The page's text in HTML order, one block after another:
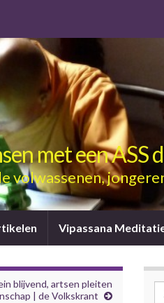
met een ASS
volwassenen,
Vipassana
blijvend, artsen pleiten
| de Volkskrant